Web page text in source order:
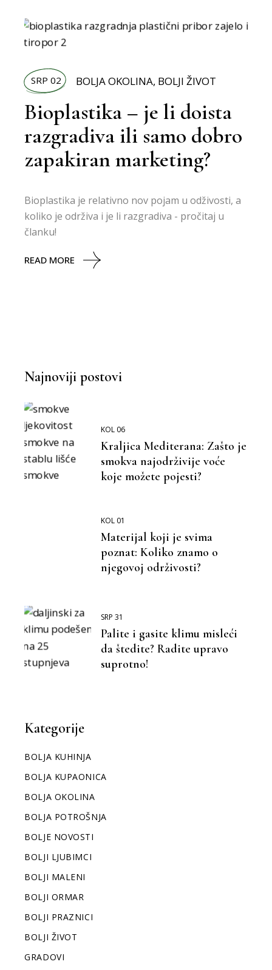
SRP 02 BOLJA OKOLINA, BOLJI ŽIVOT
Bioplastika – je li doista
razgradiva ili samo dobro
zapakiran marketing?
Bioplastika je relativno nov pojam u odživosti, a
koliko je održiva i je li razgradiva - pročitaj u
članku!
READ MORE
Najnoviji postovi
KOL 06
Kraljica Mediterana: Zašto je
smokva najodrživije voće
koje možete pojesti?
KOL 01
Materijal koji je svima
poznat: Koliko znamo o
njegovoj održivosti?
SRP 31
Palite i gasite klimu misleći
da štedite? Radite upravo
suprotno!
Kategorije
BOLJA KUHINJA
BOLJA KUPAONICA
BOLJA OKOLINA
BOLJA POTROŠNJA
BOLJE NOVOSTI
BOLJI LJUBIMCI
BOLJI MALENI
BOLJI ORMAR
BOLJI PRAZNICI
BOLJI ŽIVOT
GRADOVI